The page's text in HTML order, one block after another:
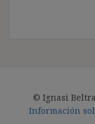
© Ignasi
Información